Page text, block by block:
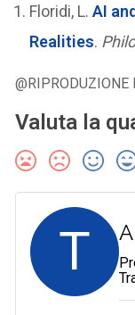
Floridi, L.AI
Realities.
@RIPRODUZIONE
Valuta la
T